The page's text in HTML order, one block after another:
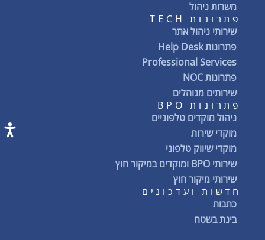
משרות ניהול
פתרונות TECH
שירותי ניהול אתר
פתרונות Help Desk
Professional Services
פתרונות NOC
שירותים מנוהלים
פתרונות BPO
ניהול מוקדים טלפוניים
מוקדי שירות
מוקדי שיווק טלפוני
שירותי BPO ומוקדים במיקור חוץ
שירותי מיקור חוץ
חדשות ועדכונים
כתבות
בינת בשטח